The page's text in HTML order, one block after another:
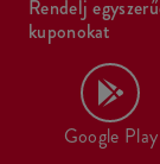
Rendelj
kuponokat
Google Play